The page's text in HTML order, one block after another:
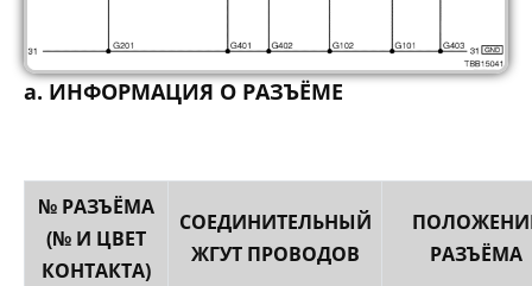
а. ИНФОРМАЦИЯ О РАЗЪЁМЕ
№ РАЗЪЁМА
(№ И ЦВЕТ
КОНТАКТА)
СОЕДИНИТЕЛЬНЫЙ
ЖГУТ ПРОВОДОВ
РАЗЪЁМА